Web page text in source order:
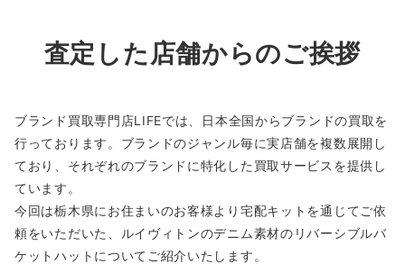
査定した店舗からのご挨拶
ブランド買取専門店LIFEでは、日本全国からブランドの買取を
行っております。ブランドのジャンル毎に実店舗を複数展開し
ており、それぞれのブランドに特化した買取サービスを提供し
ています。
今回は栃木県にお住まいのお客様より宅配キットを通じてご依
頼をいただいた、ルイヴィトンのデニム素材のリバーシブルバ
ケットハットについてご紹介いたします。